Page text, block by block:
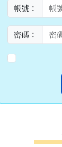
帳號：
密碼：